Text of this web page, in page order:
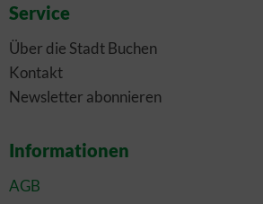
Service
Über die Stadt Buchen
Kontakt
Newsletter abonnieren
Informationen
AGB